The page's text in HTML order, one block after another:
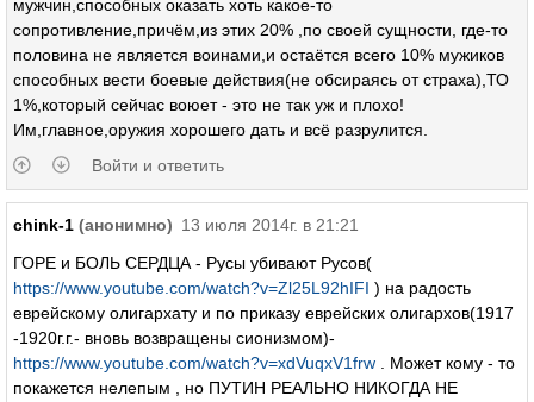
мужчин,способных оказать хоть какое-то
сопротивление,причём,из этих 20% ,по своей сущности, где-то
половина не является воинами,и остаётся всего 10% мужиков
способных вести боевые действия(не обсираясь от страха),ТО
1%,который сейчас воюет - это не так уж и плохо!
Им,главное,оружия хорошего дать и всё разрулится.
Войти и ответить
chink-1 (анонимно) 13 июля 2014г. в 21:21
ГОРЕ и БОЛЬ СЕРДЦА - Русы убивают Русов(
https://www.youtube.com/watch?v=Zl25L92hIFI ) на радость
еврейскому олигархату и по приказу еврейских олигархов(1917
-1920г.г.- вновь возвращены сионизмом)-
https://www.youtube.com/watch?v=xdVuqxV1frw . Может кому - то
покажется нелепым , но ПУТИН РЕАЛЬНО НИКОГДА НЕ